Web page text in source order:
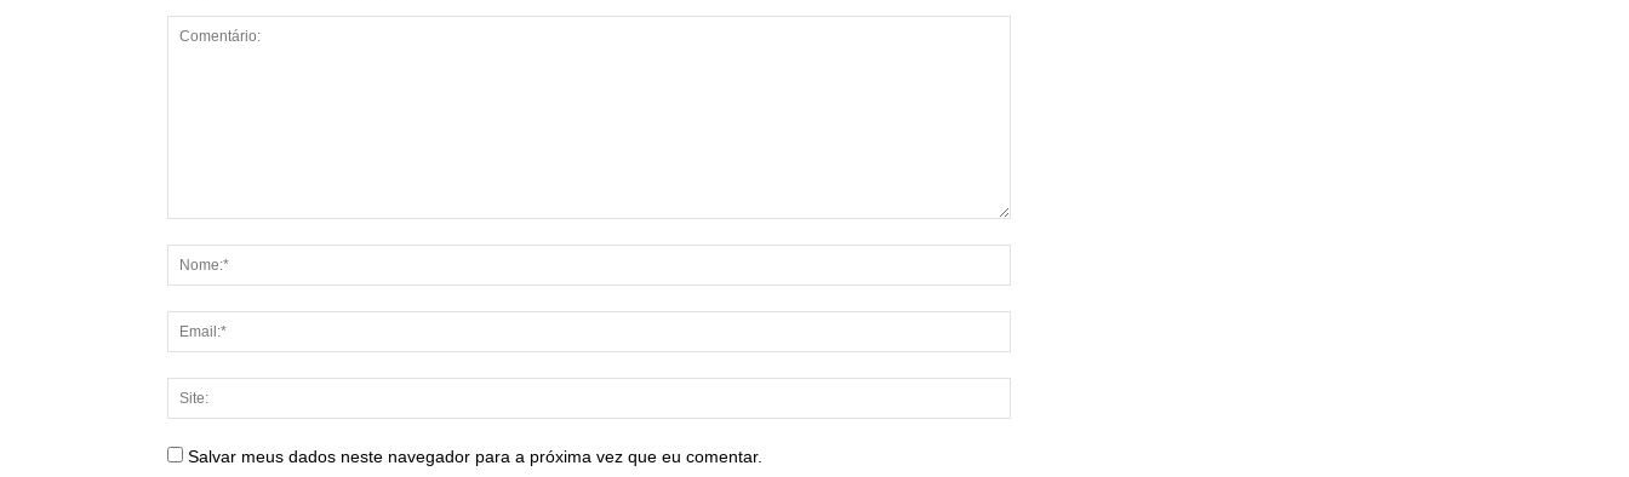
Salvar meus dados neste navegador para a próxima vez que eu comentar.